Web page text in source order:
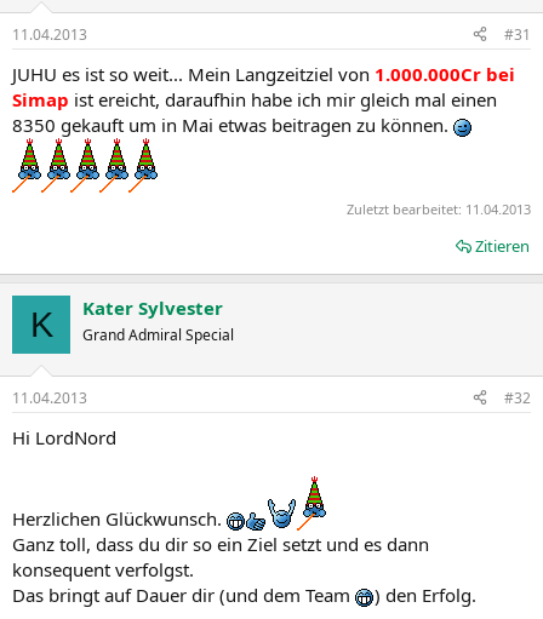
11.04.2013 #31
JUHU es ist so weit... Mein Langzeitziel von 1.000.000Cr bei
Simap ist ereicht, daraufhin habe ich mir gleich mal einen
8350 gekauft um in Mai etwas beitragen zu können.
Zuletzt bearbeitet: 11.04.2013
Zitieren
K Kater Sylvester
Grand Admiral Special
11.04.2013 #32
Hi LordNord
Herzlichen Glückwunsch.
Ganz toll, dass du dir so ein Ziel setzt und es dann
konsequent verfolgst.
Das bringt auf Dauer dir (und dem Team
) den Erfolg.